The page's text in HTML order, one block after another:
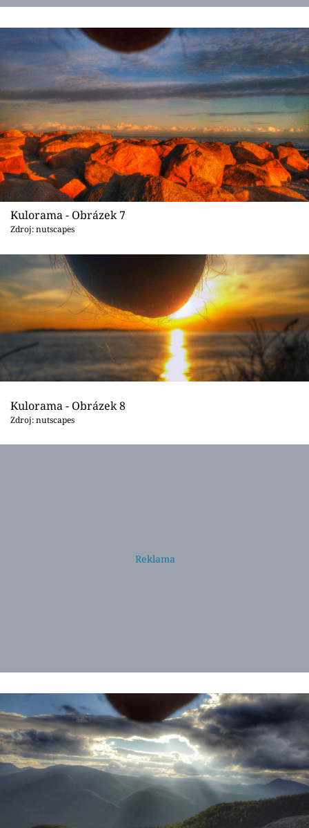
Kulorama - Obrázek 7
Zdroj: nutscapes
Kulorama - Obrázek 8
Zdroj: nutscapes